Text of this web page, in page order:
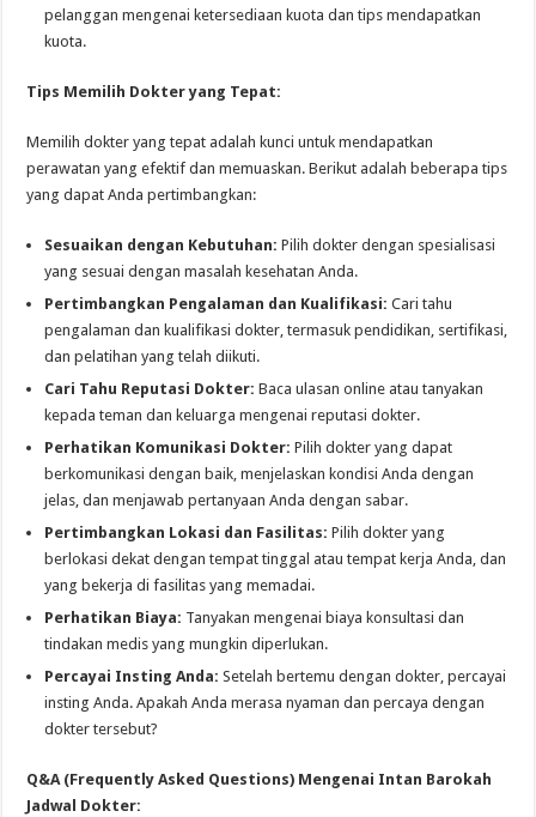
pelanggan mengenai ketersediaan kuota dan tips mendapatkan
kuota.
Tips Memilih Dokter yang Tepat:
Memilih dokter yang tepat adalah kunci untuk mendapatkan
perawatan yang efektif dan memuaskan. Berikut adalah beberapa tips
yang dapat Anda pertimbangkan:
Sesuaikan dengan Kebutuhan: Pilih dokter dengan spesialisasi
yang sesuai dengan masalah kesehatan Anda.
Pertimbangkan Pengalaman dan Kualifikasi: Cari tahu
pengalaman dan kualifikasi dokter, termasuk pendidikan, sertifikasi,
dan pelatihan yang telah diikuti.
Cari Tahu Reputasi Dokter: Baca ulasan online atau tanyakan
kepada teman dan keluarga mengenai reputasi dokter.
Perhatikan Komunikasi Dokter: Pilih dokter yang dapat
berkomunikasi dengan baik, menjelaskan kondisi Anda dengan
jelas, dan menjawab pertanyaan Anda dengan sabar.
Pertimbangkan Lokasi dan Fasilitas: Pilih dokter yang
berlokasi dekat dengan tempat tinggal atau tempat kerja Anda, dan
yang bekerja di fasilitas yang memadai.
Perhatikan Biaya: Tanyakan mengenai biaya konsultasi dan
tindakan medis yang mungkin diperlukan.
Percayai Insting Anda: Setelah bertemu dengan dokter, percayai
insting Anda. Apakah Anda merasa nyaman dan percaya dengan
dokter tersebut?
Q&A (Frequently Asked Questions) Mengenai Intan Barokah
Jadwal Dokter: